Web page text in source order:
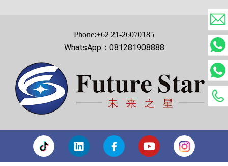
Phone:+62 21-26070185
WhatsApp：081281908888